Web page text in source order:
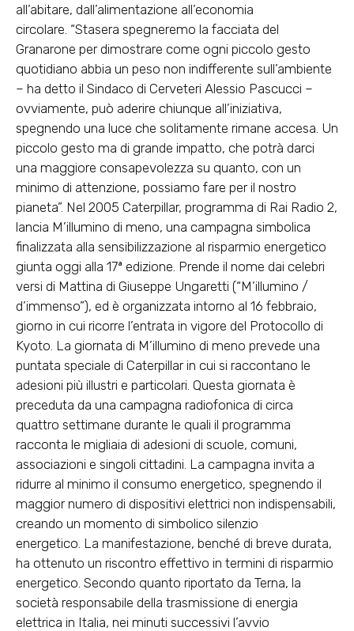
all’abitare, dall’alimentazione all’economia
circolare. “Stasera spegneremo la facciata del
Granarone per dimostrare come ogni piccolo gesto
quotidiano abbia un peso non indifferente sull’ambiente
– ha detto il Sindaco di Cerveteri Alessio Pascucci –
ovviamente, può aderire chiunque all’iniziativa,
spegnendo una luce che solitamente rimane accesa. Un
piccolo gesto ma di grande impatto, che potrà darci
una maggiore consapevolezza su quanto, con un
minimo di attenzione, possiamo fare per il nostro
pianeta”. Nel 2005 Caterpillar, programma di Rai Radio 2,
lancia M’illumino di meno, una campagna simbolica
finalizzata alla sensibilizzazione al risparmio energetico
giunta oggi alla 17ª edizione. Prende il nome dai celebri
versi di Mattina di Giuseppe Ungaretti (“M’illumino /
d’immenso”), ed è organizzata intorno al 16 febbraio,
giorno in cui ricorre l’entrata in vigore del Protocollo di
Kyoto. La giornata di M’illumino di meno prevede una
puntata speciale di Caterpillar in cui si raccontano le
adesioni più illustri e particolari. Questa giornata è
preceduta da una campagna radiofonica di circa
quattro settimane durante le quali il programma
racconta le migliaia di adesioni di scuole, comuni,
associazioni e singoli cittadini. La campagna invita a
ridurre al minimo il consumo energetico, spegnendo il
maggior numero di dispositivi elettrici non indispensabili,
creando un momento di simbolico silenzio
energetico. La manifestazione, benché di breve durata,
ha ottenuto un riscontro effettivo in termini di risparmio
energetico. Secondo quanto riportato da Terna, la
società responsabile della trasmissione di energia
elettrica in Italia, nei minuti successivi l’avvio